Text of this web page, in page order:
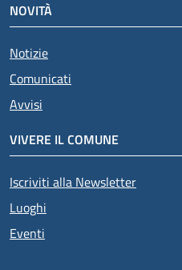
NOVITÀ
Notizie
Comunicati
Avvisi
VIVERE IL COMUNE
Iscriviti alla Newsletter
Luoghi
Eventi